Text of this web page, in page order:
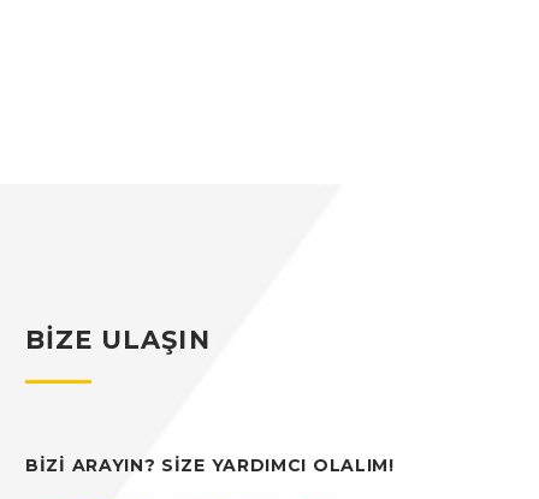
BIZE ULAŞIN
BIZI ARAYIN? SIZE YARDIMCI OLALIM!